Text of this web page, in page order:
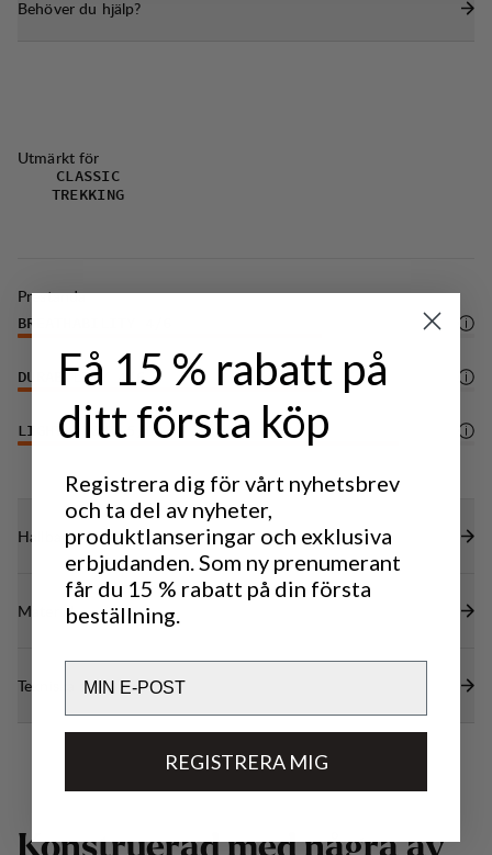
föremål nära till hands. Inre telefonficka i höger
Behöver du hjälp?
Utmärkt för
CLASSIC
TREKKING
Prestanda
BREATHABILITY
DURABILITY /6
LIGHTWEIGHT 5 /6
Hållbarhetsegenskaper
Material
Tekniska specifikationer
Konstruerad med några av
Få 15 % rabatt på
ditt första köp
Registrera dig för vårt nyhetsbrev
och ta del av nyheter,
produktlanseringar och exklusiva
erbjudanden. Som ny prenumerant
får du 15 % rabatt på din första
beställning.
REGISTRERA MIG